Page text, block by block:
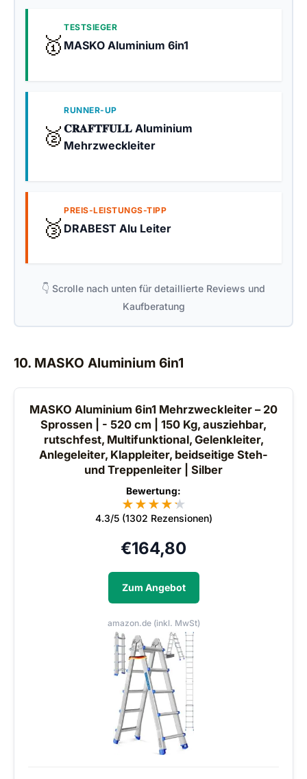
🥇
TESTSIEGER
MASKO Aluminium 6in1
🥈
RUNNER-UP
𝐂𝐑𝐀𝐅𝐓𝐅𝐔𝐋𝐋 Aluminium
Mehrzweckleiter
🥉
PREIS-LEISTUNGS-TIPP
DRABEST Alu Leiter
👇 Scrolle nach unten für detaillierte Reviews und
Kaufberatung
10. MASKO Aluminium 6in1
MASKO Aluminium 6in1 Mehrzweckleiter – 20
Sprossen | - 520 cm | 150 Kg, ausziehbar,
rutschfest, Multifunktional, Gelenkleiter,
Anlegeleiter, Klappleiter, beidseitige Steh-
und Treppenleiter | Silber
Bewertung:
★★★★★
★
4.3/5 (1302 Rezensionen)
€164,80
Zum Angebot
amazon.de (inkl. MwSt)